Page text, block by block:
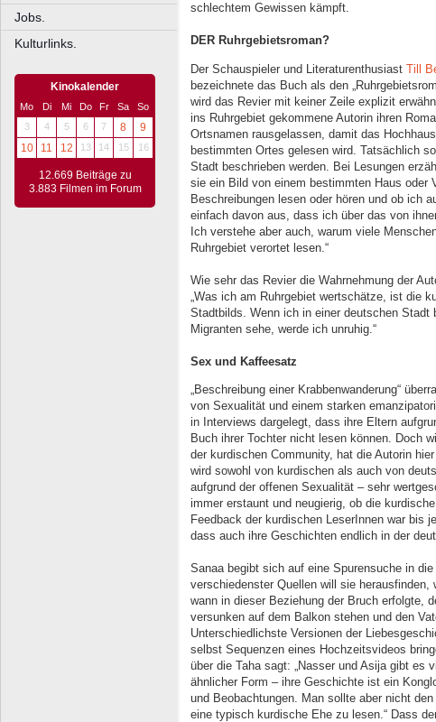
Jobs.
Kulturlinks.
Kinokalender
Mo Di Mi Do Fr Sa
So
3
4 5 6 7 8
9
10
11 12 13 14 15 16
12.669 Beiträge zu
3.883 Filmen im Forum
schlechtem Gewissen kämpft.
DER Ruhrgebietsroman?
Der Schauspieler und Literaturenthusiast Till
bezeichnete das Buch als den
wird das Revier mit keiner Zeile explizit
ins Ruhrgebiet gekommene Autorin ihren
Ortsnamen rausgelassen, damit das
bestimmten Ortes gelesen wird. Tatsächlich
Stadt beschrieben werden. Bei Lesungen
sie ein Bild von einem bestimmten Haus oder
Beschreibungen lesen oder hören und ob ich
einfach davon aus, dass ich über das von
Ich verstehe aber auch, warum viele
Ruhrgebiet verortet lesen.“
Wie sehr das Revier die Wahrnehmung der
„Was ich am Ruhrgebiet wertschätze, ist die
Stadtbilds. Wenn ich in einer deutschen Stadt
Migranten sehe, werde ich unruhig.“
Sex und Kaffeesatz
„Beschreibung einer Krabbenwanderung“
von Sexualität und einem starken
in Interviews dargelegt, dass ihre Eltern
Buch ihrer Tochter nicht lesen können. Doch
der kurdischen Community, hat die Autorin
wird sowohl von kurdischen als auch von
aufgrund der offenen Sexualität – sehr
immer erstaunt und neugierig, ob die
Feedback der kurdischen LeserInnen war bis
dass auch ihre Geschichten endlich in der
Sanaa begibt sich auf eine Spurensuche in
verschiedenster Quellen will sie herausfinden,
wann in dieser Beziehung der Bruch erfolgte,
versunken auf dem Balkon stehen und den
Unterschiedlichste Versionen der
selbst Sequenzen eines Hochzeitsvideos
über die Taha sagt: „Nasser und Asija gibt es
ähnlicher Form – ihre Geschichte ist ein
und Beobachtungen. Man sollte aber nicht
eine typisch kurdische Ehe zu lesen.“ Dass